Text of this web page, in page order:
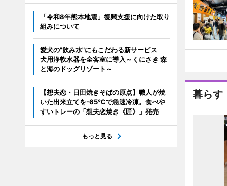
暮らす
「令和8年熊本地震」復興支援に向けた取り
組みについて
愛犬の"飲み水"にもこだわる新サービス
犬用浄軟水器を全客室に導入～くにさき 森
と海のドッグリゾート～
【想夫恋・日田焼きそばの原点】職人が焼
いた出来立てを-65℃で急速冷凍。食べや
すいトレーの「想夫恋焼き《匠》」発売
もっと見る